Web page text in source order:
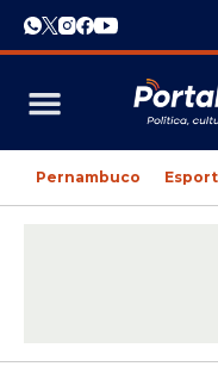
Pernambuco